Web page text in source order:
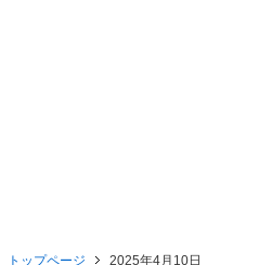
トップページ 2025年4月10日